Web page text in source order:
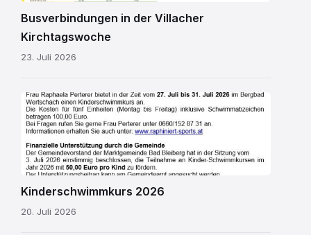
Busverbindungen in der Villacher
Kirchtagswoche
23. Juli 2026
Schwimmkurs
2026.jpg
Kinderschwimmkurs 2026
20. Juli 2026